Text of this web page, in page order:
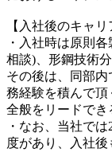
【入社後のキャリ
・入社時は原則
相談)、形鋼技術
その後は、同部
務経験を積んで
全般をリードでき
・なお、当社で
度があり、入社